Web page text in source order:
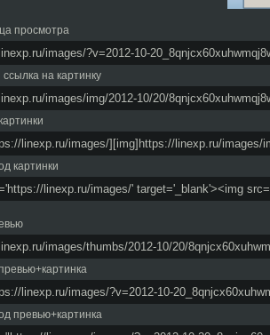
просмотра
на картинку
картинки
превью+картинка